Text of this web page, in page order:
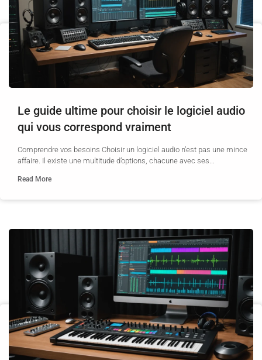
Le guide ultime pour choisir le logiciel audio
qui vous correspond vraiment
Comprendre vos besoins Choisir un logiciel audio n’est pas une mince
affaire. Il existe une multitude d’options, chacune avec ses...
Read More